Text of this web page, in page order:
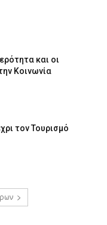
και οι
Κοινωνία
τον Τουρισμό